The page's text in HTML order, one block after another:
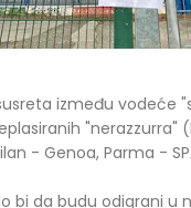
između vodeće
"nerazzurra"
- Genoa, Parma -
bi da budu odigrani u